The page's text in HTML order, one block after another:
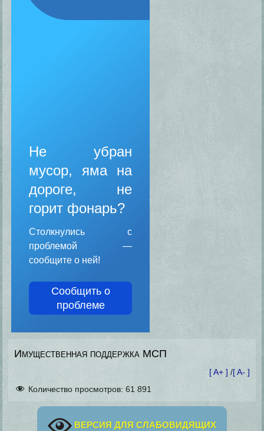
Не убран
мусор, яма на
дороге, не
горит фонарь?
Столкнулись с
проблемой —
сообщите о ней!
Сообщить о
проблеме
Имущественная поддержка МСП
[ A+ ] /[ A- ]
Количество просмотров: 61 891
ВЕРСИЯ ДЛЯ СЛАБОВИДЯЩИХ